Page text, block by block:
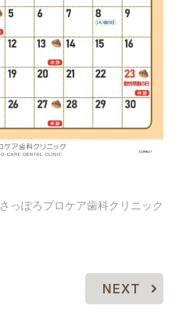
さっぽろプロケア歯科クリニック
NEXT